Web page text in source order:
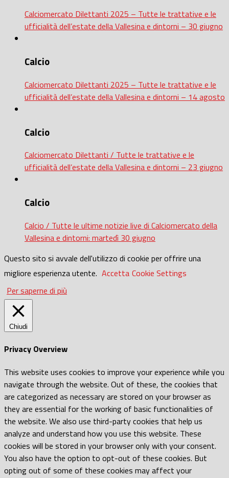
Calciomercato Dilettanti 2025 – Tutte le trattative e le
ufficialità dell’estate della Vallesina e dintorni – 30 giugno
Calcio
Calciomercato Dilettanti 2025 – Tutte le trattative e le
ufficialità dell’estate della Vallesina e dintorni – 14 agosto
Calcio
Calciomercato Dilettanti / Tutte le trattative e le
ufficialità dell’estate della Vallesina e dintorni – 23 giugno
Calcio
Calcio / Tutte le ultime notizie live di Calciomercato della
Vallesina e dintorni: martedì 30 giugno
Questo sito si avvale dell'utilizzo di cookie per offrire una
migliore esperienza utente. Accetta Cookie Settings
Per saperne di più
Chiudi
Privacy Overview
This website uses cookies to improve your experience while you
navigate through the website. Out of these, the cookies that
are categorized as necessary are stored on your browser as
they are essential for the working of basic functionalities of
the website. We also use third-party cookies that help us
analyze and understand how you use this website. These
cookies will be stored in your browser only with your consent.
You also have the option to opt-out of these cookies. But
opting out of some of these cookies may affect your